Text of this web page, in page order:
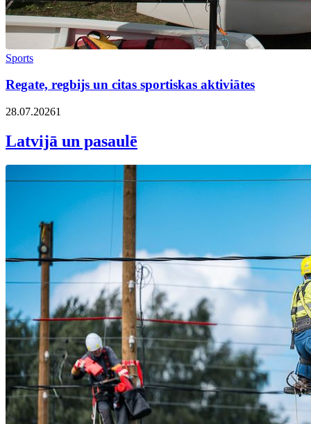
Sports
Regate, regbijs un citas sportiskas aktiviātes
28.07.20261
Latvijā un pasaulē